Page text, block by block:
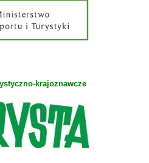
krajoznawcze